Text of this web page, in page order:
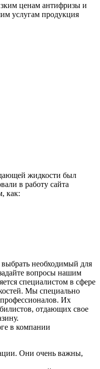
ценам антифризы и
услугам продукция
жидкости был
в работу сайта
как:
необходимый для
вопросы нашим
специалистом в сфере
Мы специально
Их
отдающих свое
в компании
Они очень важны,